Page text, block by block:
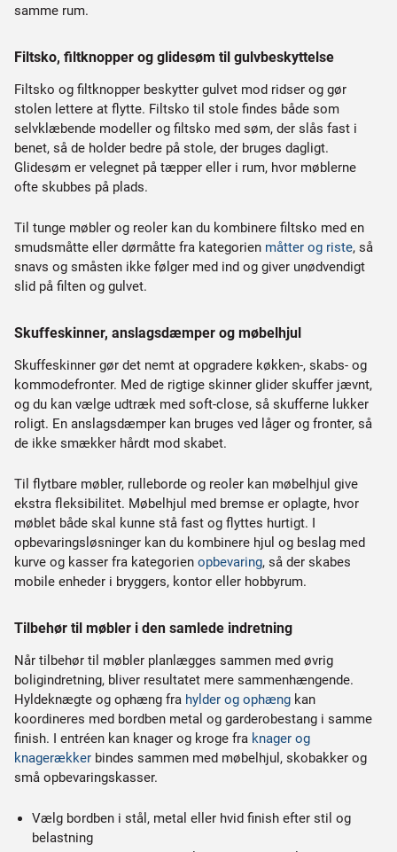
samme rum.
Filtsko, filtknopper og glidesøm til gulvbeskyttelse
Filtsko og filtknopper beskytter gulvet mod ridser og gør
stolen lettere at flytte. Filtsko til stole findes både som
selvklæbende modeller og filtsko med søm, der slås fast i
benet, så de holder bedre på stole, der bruges dagligt.
Glidesøm er velegnet på tæpper eller i rum, hvor møblerne
ofte skubbes på plads.
Til tunge møbler og reoler kan du kombinere filtsko med en
smudsmåtte eller dørmåtte fra kategorien måtter og riste, så
snavs og småsten ikke følger med ind og giver unødvendigt
slid på filten og gulvet.
Skuffeskinner, anslagsdæmper og møbelhjul
Skuffeskinner gør det nemt at opgradere køkken-, skabs- og
kommodefronter. Med de rigtige skinner glider skuffer jævnt,
og du kan vælge udtræk med soft-close, så skufferne lukker
roligt. En anslagsdæmper kan bruges ved låger og fronter, så
de ikke smækker hårdt mod skabet.
Til flytbare møbler, rulleborde og reoler kan møbelhjul give
ekstra fleksibilitet. Møbelhjul med bremse er oplagte, hvor
møblet både skal kunne stå fast og flyttes hurtigt. I
opbevaringsløsninger kan du kombinere hjul og beslag med
kurve og kasser fra kategorien opbevaring, så der skabes
mobile enheder i bryggers, kontor eller hobbyrum.
Tilbehør til møbler i den samlede indretning
Når tilbehør til møbler planlægges sammen med øvrig
boligindretning, bliver resultatet mere sammenhængende.
Hyldeknægte og ophæng fra hylder og ophæng kan
koordineres med bordben metal og garderobestang i samme
finish. I entréen kan knager og kroge fra knager og
knagerækker bindes sammen med møbelhjul, skobakker og
små opbevaringskasser.
Vælg bordben i stål, metal eller hvid finish efter stil og
belastning